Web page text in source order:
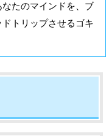
たのマインドを、ブ
トリップさせるゴキ